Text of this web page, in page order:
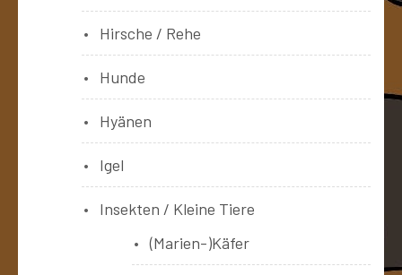
Hirsche / Rehe
Hunde
Hyänen
Igel
Insekten / Kleine Tiere
(Marien-)Käfer